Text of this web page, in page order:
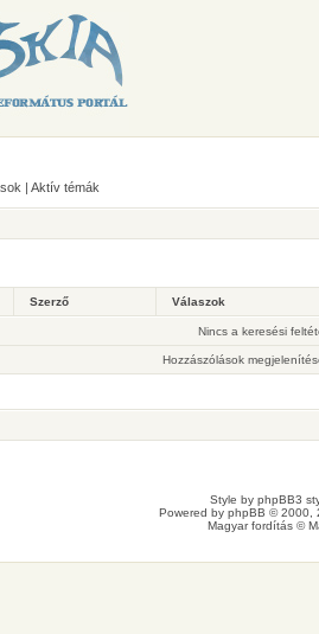
| Aktív témák
Szerző Válaszok
Nincs a keresési
Hozzászólások
Style by phpBB3
Powered by phpBB © 2000,
Magyar fordítás ©